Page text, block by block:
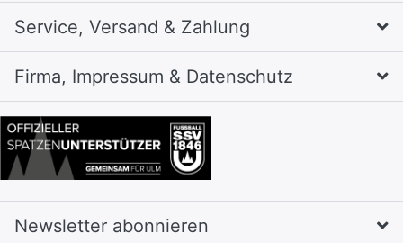
Service, Versand & Zahlung
Firma, Impressum & Datenschutz
Newsletter abonnieren